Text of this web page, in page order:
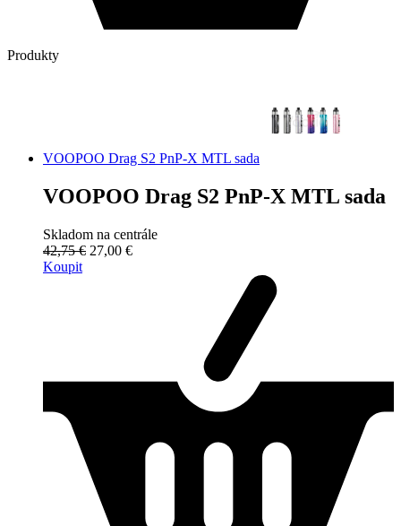
Produkty
VOOPOO Drag S2 PnP-X MTL sada
VOOPOO Drag S2 PnP-X MTL sada
Skladom na centrále
42,75 € 27,00 €
Koupit